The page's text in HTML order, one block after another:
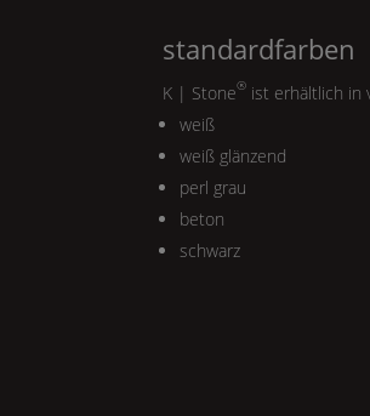
standardfarben
K | Stone® ist erhältlich in
weiß
weiß glänzend
perl grau
beton
schwarz